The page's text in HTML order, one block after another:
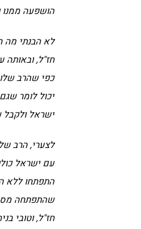
הושפעה
לא הבנתי מה
חז"ל, ובאותה
כפי שהרב
יכול לומר
ישראל ולקבל
לצערי, הרב
עם ישראל
התפתחו ללא
שהתפתחה
חז"ל, וטובי